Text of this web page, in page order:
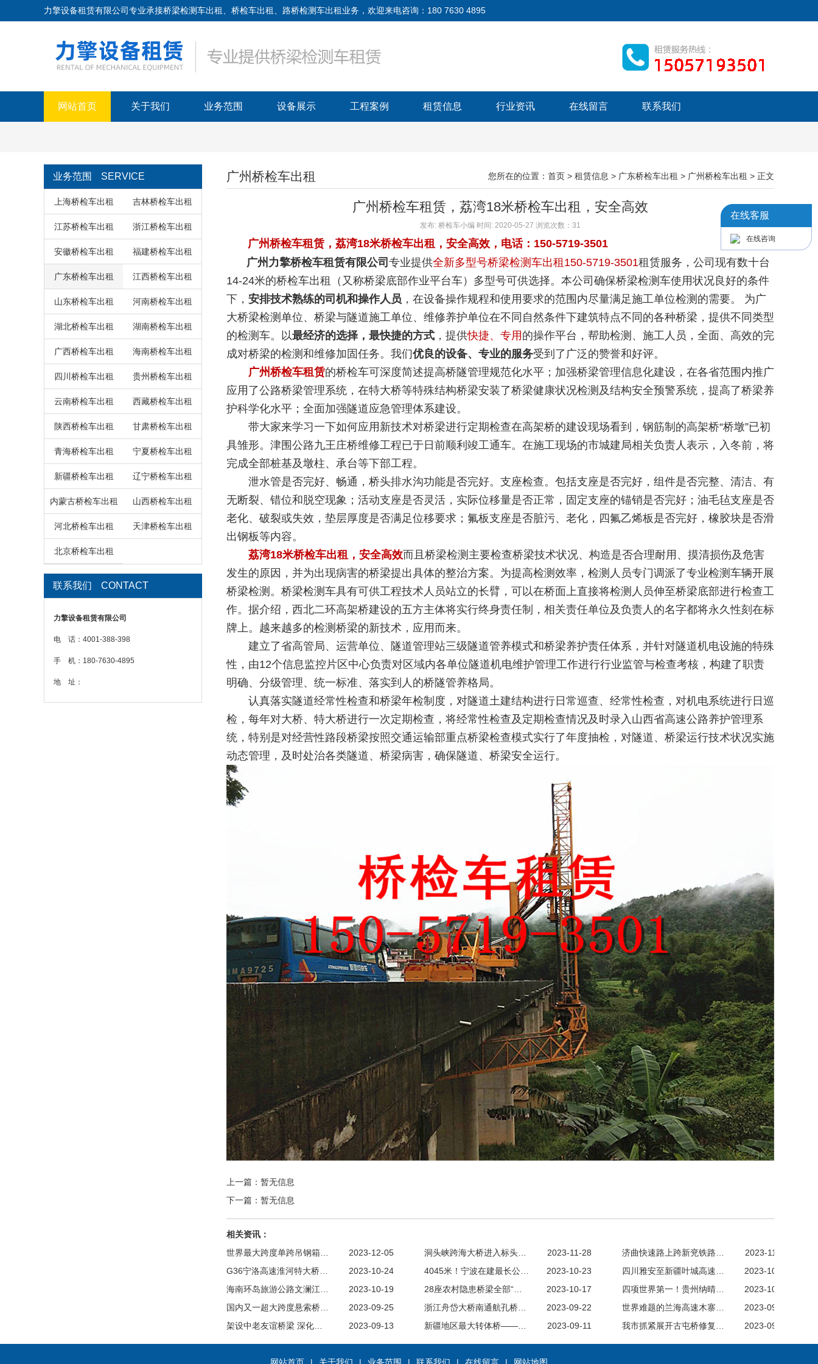
力擎设备租赁有限公司专业承接桥梁检测车出租、桥检车出租、路桥检测车出租业务，欢迎来电咨询：180 7630 4895
网站首页 关于我们 业务范围 设备展示 工程案例 租赁信息 行业资讯 在线留言 联系我们
业务范围 SERVICE
上海桥检车出租 吉林桥检车出租
江苏桥检车出租 浙江桥检车出租
安徽桥检车出租 福建桥检车出租
广东桥检车出租 江西桥检车出租
山东桥检车出租 河南桥检车出租
湖北桥检车出租 湖南桥检车出租
广西桥检车出租 海南桥检车出租
四川桥检车出租 贵州桥检车出租
云南桥检车出租 西藏桥检车出租
陕西桥检车出租 甘肃桥检车出租
青海桥检车出租 宁夏桥检车出租
新疆桥检车出租 辽宁桥检车出租
内蒙古桥检车出租 山西桥检车出租
河北桥检车出租 天津桥检车出租
北京桥检车出租
联系我们 CONTACT
力擎设备租赁有限公司
电 话：4001-388-398
手 机：180-7630-4895
地 址：
您所在的位置： 首页 > 租赁信息 > 广东桥检车出租 > 广州桥检车出租 > 正文
广州桥检车出租
广州桥检车租赁，荔湾18米桥检车出租，安全高效
发布: 桥检车小编 时间: 2020-05-27 浏览次数： 31
广州桥检车租赁，荔湾18米桥检车出租，安全高效，电话：150-5719-3501
广州力擎桥检车租赁有限公司 专业提供全新多型号桥梁检测车出租150-5719-3501租赁服务，公司现有数十台
14-24米的桥检车出租（又称桥梁底部作业平台车）多型号可供选择。本公司确保桥梁检测车使用状况良好的条件
下， 安排技术熟练的司机和操作人员 ，在设备操作规程和使用要求的范围内尽量满足施工单位检测的需要。 为广
大桥梁检测单位、桥梁与隧道施工单位、维修养护单位在不同自然条件下建筑特点不同的各种桥梁，提供不同类型
的检测车。以最经济的选择，最快捷的方式 ，提供快捷、专用 的操作平台，帮助检测、施工人员，全面、高效的完
成对桥梁的检测和维修加固任务。我们优良的设备、专业的服务受到了广泛的赞誉和好评。
广州桥检车租赁的桥检车可深度简述提高桥隧管理规范化水平；加强桥梁管理信息化建设，在各省范围内推广
应用了公路桥梁管理系统，在特大桥等特殊结构桥梁安装了桥梁健康状况检测及结构安全预警系统，提高了桥梁养
护科学化水平；全面加强隧道应急管理体系建设。
带大家来学习一下如何应用新技术对桥梁进行定期检查在高架桥的建设现场看到，钢筋制的高架桥“桥墩”已初
具雏形。津围公路九王庄桥维修工程已于日前顺利竣工通车。在施工现场的市城建局相关负责人表示，入冬前，将
完成全部桩基及墩柱、承台等下部工程。
泄水管是否完好、畅通，桥头排水沟功能是否完好。支座检查。包括支座是否完好，组件是否完整、清洁、有
无断裂、错位和脱空现象；活动支座是否灵活，实际位移量是否正常，固定支座的锚销是否完好；油毛毡支座是否
老化、破裂或失效，垫层厚度是否满足位移要求；氟板支座是否脏污、老化，四氟乙烯板是否完好，橡胶块是否滑
出钢板等内容。
荔湾18米桥检车出租，安全高效而且桥梁检测主要检查桥梁技术状况、构造是否合理耐用、摸清损伤及危害
发生的原因，并为出现病害的桥梁提出具体的整治方案。为提高检测效率，检测人员专门调派了专业检测车辆开展
桥梁检测。桥梁检测车具有可供工程技术人员站立的长臂，可以在桥面上直接将检测人员伸至桥梁底部进行检查工
作。据介绍，西北二环高架桥建设的五方主体将实行终身责任制，相关责任单位及负责人的名字都将永久性刻在标
牌上。越来越多的检测桥梁的新技术，应用而来。
建立了省高管局、运营单位、隧道管理站三级隧道管养模式和桥梁养护责任体系，并针对隧道机电设施的特殊
性，由12个信息监控片区中心负责对区域内各单位隧道机电维护管理工作进行行业监管与检查考核，构建了职责
明确、分级管理、统一标准、落实到人的桥隧管养格局。
认真落实隧道经常性检查和桥梁年检制度，对隧道土建结构进行日常巡查、经常性检查，对机电系统进行日巡
检，每年对大桥、特大桥进行一次定期检查，将经常性检查及定期检查情况及时录入山西省高速公路养护管理系
统，特别是对经营性路段桥梁按照交通运输部重点桥梁检查模式实行了年度抽检，对隧道、桥梁运行技术状况实施
动态管理，及时处治各类隧道、桥梁病害，确保隧道、桥梁安全运行。
上一篇：暂无信息
下一篇：暂无信息
相关资讯：
2023-12-05
世界最大跨度单跨吊钢箱… 2023-11-28
洞头峡跨海大桥进入标头… 2023-11-28
济曲快速路上跨新兖铁路…
2023-10-24
G36宁洛高速淮河特大桥… 2023-10-23
4045米！宁波在建最长公… 2023-10-23
四川雅安至新疆叶城高速…
2023-10-19
海南环岛旅游公路文澜江… 2023-10-17
28座农村隐患桥梁全部“… 2023-10-10
四项世界第一！贵州纳晴…
2023-09-25
国内又一超大跨度悬索桥… 2023-09-22
浙江舟岱大桥南通航孔桥… 2023-09-19
世界难题的兰海高速木寨…
2023-09-13
架设中老友谊桥梁 深化… 2023-09-11
新疆地区最大转体桥——… 2023-09-08
我市抓紧展开古屯桥修复…
在线客服
在线咨询